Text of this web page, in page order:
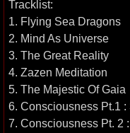
Tracklist:
1. Flying Sea Dragons
2. Mind As Universe
3. The Great Reality
4. Zazen Meditation
5. The Majestic Of Gaia
6. Consciousness Pt.1
7. Consciousness Pt. 2